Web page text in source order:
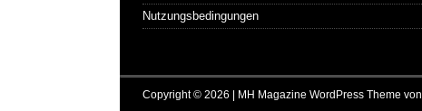
Nutzungsbedingungen
Copyright © 2026 | MH Magazine WordPress Theme von